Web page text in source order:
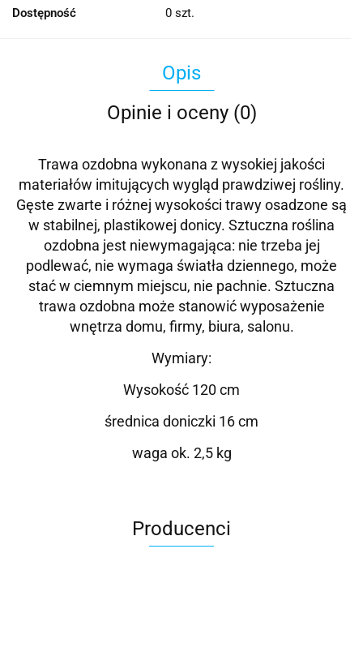
Dostępność 0 szt.
Opis
Opinie i oceny (0)
Trawa ozdobna wykonana z wysokiej jakości
materiałów imitujących wygląd prawdziwej rośliny.
Gęste zwarte i różnej wysokości trawy osadzone są
w stabilnej, plastikowej donicy. Sztuczna roślina
ozdobna jest niewymagająca: nie trzeba jej
podlewać, nie wymaga światła dziennego, może
stać w ciemnym miejscu, nie pachnie. Sztuczna
trawa ozdobna może stanowić wyposażenie
wnętrza domu, firmy, biura, salonu.
Wymiary:
Wysokość 120 cm
średnica doniczki 16 cm
waga ok. 2,5 kg
Producenci